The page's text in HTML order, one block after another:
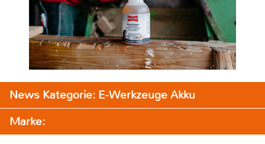
News Kategorie: E-Werkzeuge Akku
Marke: